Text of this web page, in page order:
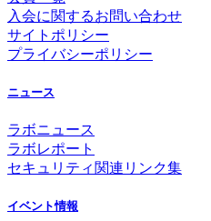
入会に関するお問い合わせ
サイトポリシー
プライバシーポリシー
ニュース
ラボニュース
ラボレポート
セキュリティ関連リンク集
イベント情報